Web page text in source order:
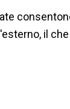
il